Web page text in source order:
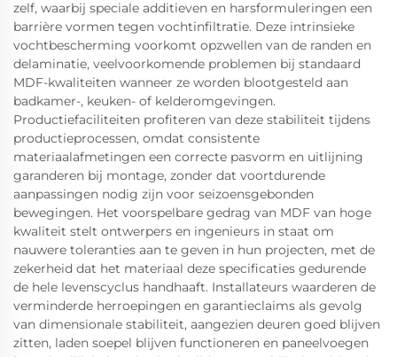
zelf, waarbij speciale additieven en harsformuleringen een
barrière vormen tegen vochtinfiltratie. Deze intrinsieke
vochtbescherming voorkomt opzwellen van de randen en
delaminatie, veelvoorkomende problemen bij standaard
MDF-kwaliteiten wanneer ze worden blootgesteld aan
badkamer-, keuken- of kelderomgevingen.
Productiefaciliteiten profiteren van deze stabiliteit tijdens
productieprocessen, omdat consistente
materiaalafmetingen een correcte pasvorm en uitlijning
garanderen bij montage, zonder dat voortdurende
aanpassingen nodig zijn voor seizoensgebonden
bewegingen. Het voorspelbare gedrag van MDF van hoge
kwaliteit stelt ontwerpers en ingenieurs in staat om
nauwere toleranties aan te geven in hun projecten, met de
zekerheid dat het materiaal deze specificaties gedurende
de hele levenscyclus handhaaft. Installateurs waarderen de
verminderde herroepingen en garantieclaims als gevolg
van dimensionale stabiliteit, aangezien deuren goed blijven
zitten, laden soepel blijven functioneren en paneelvoegen